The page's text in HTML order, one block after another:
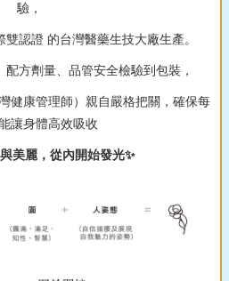
驗，
認證 的台灣醫藥生技大廠生產。
方劑量、品管安全檢驗到包裝，
健康管理師）親自嚴格把關，確保每
讓身體高效吸收
美麗，從內開始發光✨